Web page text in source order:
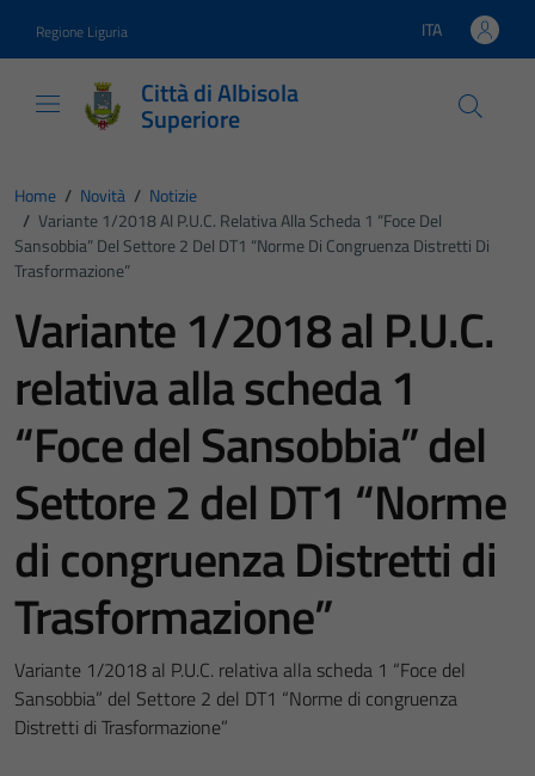
Regione Liguria Lingua attiva:
ITA
Città di Albisola
Superiore
Home / Novità / Notizie
/ Variante 1/2018 Al P.U.C. Relativa Alla Scheda 1 “Foce Del
Sansobbia” Del Settore 2 Del DT1 “Norme Di Congruenza Distretti Di
Trasformazione”
Variante 1/2018 al P.U.C.
relativa alla scheda 1
“Foce del Sansobbia” del
Settore 2 del DT1 “Norme
di congruenza Distretti di
Trasformazione”
Variante 1/2018 al P.U.C. relativa alla scheda 1 “Foce del
Sansobbia” del Settore 2 del DT1 “Norme di congruenza
Distretti di Trasformazione”